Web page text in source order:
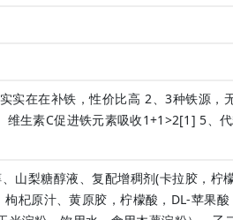
实在在补铁，性价比高 2、3种铁源，
维生素C促进铁元素吸收1+1>2[1] 5、
山梨糖醇液、复配增稠剂(卡拉胶，柠
杞原汁、黄原胶，柠檬酸，DL-苹果